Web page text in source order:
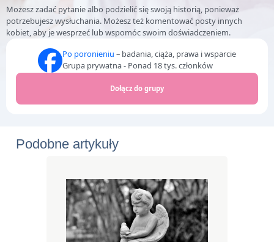
Możesz zadać pytanie albo podzielić się swoją historią, ponieważ
potrzebujesz wysłuchania. Możesz też komentować posty innych
kobiet, aby je wesprzeć lub wspomóc swoim doświadczeniem.
Po poronieniu – badania, ciąża, prawa i wsparcie
Grupa prywatna - Ponad 18 tys. członków
Dołącz do grupy
Podobne artykuły